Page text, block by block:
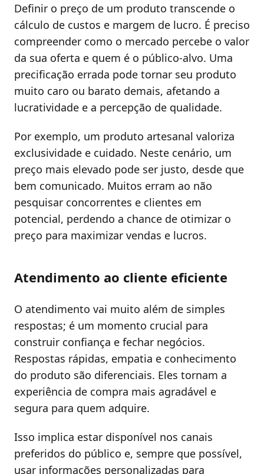
Definir o preço de um produto transcende o
cálculo de custos e margem de lucro. É preciso
compreender como o mercado percebe o valor
da sua oferta e quem é o público-alvo. Uma
precificação errada pode tornar seu produto
muito caro ou barato demais, afetando a
lucratividade e a percepção de qualidade.
Por exemplo, um produto artesanal valoriza
exclusividade e cuidado. Neste cenário, um
preço mais elevado pode ser justo, desde que
bem comunicado. Muitos erram ao não
pesquisar concorrentes e clientes em
potencial, perdendo a chance de otimizar o
preço para maximizar vendas e lucros.
Atendimento ao cliente eficiente
O atendimento vai muito além de simples
respostas; é um momento crucial para
construir confiança e fechar negócios.
Respostas rápidas, empatia e conhecimento
do produto são diferenciais. Eles tornam a
experiência de compra mais agradável e
segura para quem adquire.
Isso implica estar disponível nos canais
preferidos do público e, sempre que possível,
usar informações personalizadas para